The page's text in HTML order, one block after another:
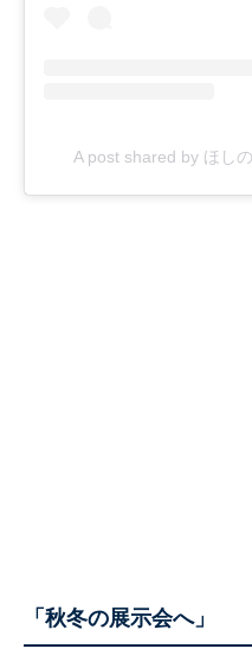
A post shared by ほし
「秋冬の展示会へ」